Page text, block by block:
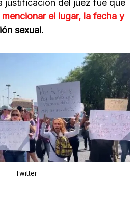
el lugar, la fecha y
sexual.
Twitter